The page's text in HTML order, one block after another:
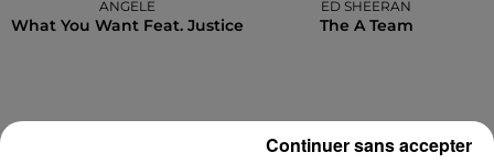
ANGELE
What You Want Feat. Justice
ED SHEERAN
The A Team
Voir plus
Continuer sans accepter